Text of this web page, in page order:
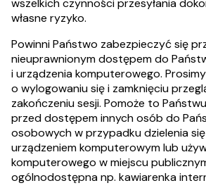
wszelkich czynności przesyłania
własne ryzyko.
Powinni Państwo zabezpieczyć się
nieuprawnionym dostępem do
i urządzenia komputerowego.
o wylogowaniu się i zamknięciu
zakończeniu sesji. Pomoże to
przed dostępem innych osób do
osobowych w przypadku dzielenia
urządzeniem komputerowym lub
komputerowego w miejscu
ogólnodostępna np. kawiarenka